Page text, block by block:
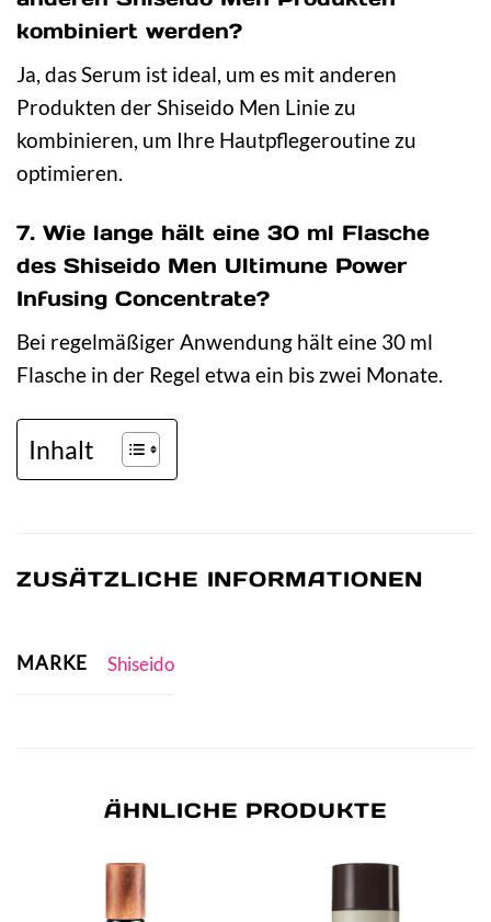
kombiniert werden?
Ja, das Serum ist ideal, um es mit anderen
Produkten der Shiseido Men Linie zu
kombinieren, um Ihre Hautpflegeroutine zu
optimieren.
7. Wie lange hält eine 30 ml Flasche
des Shiseido Men Ultimune Power
Infusing Concentrate?
Bei regelmäßiger Anwendung hält eine 30 ml
Flasche in der Regel etwa ein bis zwei Monate.
Inhalt
ZUSÄTZLICHE INFORMATIONEN
MARKE Shiseido
ÄHNLICHE PRODUKTE